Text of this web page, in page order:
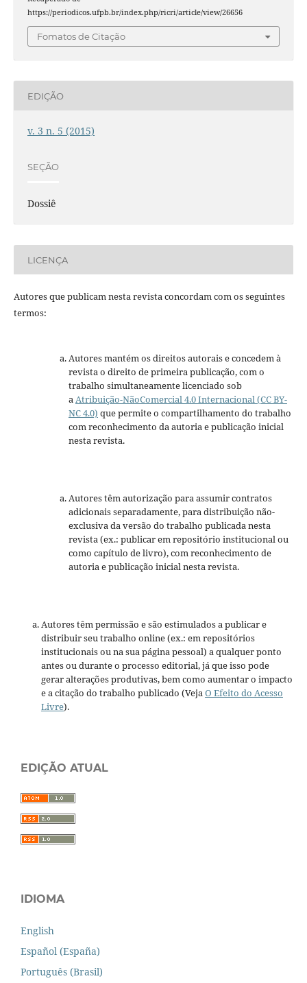
https://periodicos.ufpb.br/index.php/ricri/article/view/26656
Fomatos de Citação
EDIÇÃO
v. 3 n. 5 (2015)
SEÇÃO
Dossiê
LICENÇA
Autores que publicam nesta revista concordam com os seguintes
termos:
Autores mantém os direitos autorais e concedem à
revista o direito de primeira publicação, com o
trabalho simultaneamente licenciado sob
aAtribuição-NãoComercial 4.0 Internacional (CC BY-
NC 4.0) que permite o compartilhamento do trabalho
com reconhecimento da autoria e publicação inicial
nesta revista.
Autores têm autorização para assumir contratos
adicionais separadamente, para distribuição não-
exclusiva da versão do trabalho publicada nesta
revista (ex.: publicar em repositório institucional ou
como capítulo de livro), com reconhecimento de
autoria e publicação inicial nesta revista.
Autores têm permissão e são estimulados a publicar e
distribuir seu trabalho online (ex.: em repositórios
institucionais ou na sua página pessoal) a qualquer ponto
antes ou durante o processo editorial, já que isso pode
gerar alterações produtivas, bem como aumentar o impacto
e a citação do trabalho publicado (VejaO Efeito do Acesso
Livre).
EDIÇÃO ATUAL
IDIOMA
English
Español (España)
Português (Brasil)